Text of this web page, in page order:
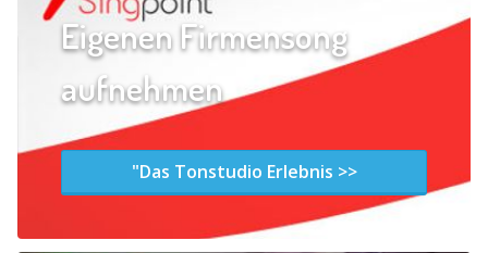
Eigenen Firmensong
aufnehmen
"Das Tonstudio Erlebnis >>